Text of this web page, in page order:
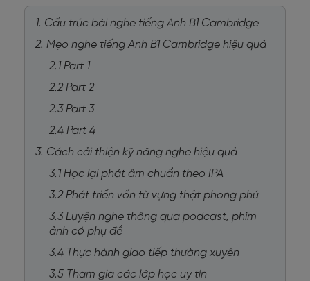
1. Cấu trúc bài nghe tiếng Anh B1 Cambridge
2. Mẹo nghe tiếng Anh B1 Cambridge hiệu quả
2.1 Part 1
2.2 Part 2
2.3 Part 3
2.4 Part 4
3. Cách cải thiện kỹ năng nghe hiệu quả
3.1 Học lại phát âm chuẩn theo IPA
3.2 Phát triển vốn từ vựng thật phong phú
3.3 Luyện nghe thông qua podcast, phim
ảnh có phụ đề
3.4 Thực hành giao tiếp thường xuyên
3.5 Tham gia các lớp học uy tín